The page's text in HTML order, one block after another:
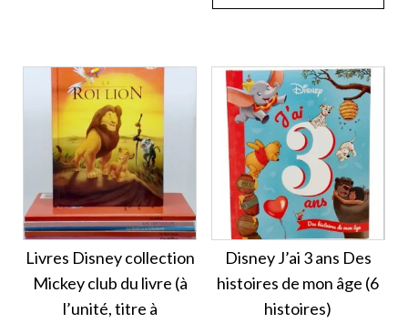
Livres Disney collection
Mickey club du livre (à
l’unité, titre à
Disney J’ai 3 ans Des
histoires de mon âge (6
histoires)